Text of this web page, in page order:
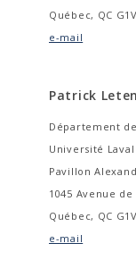
Québec, QC
e-mail
Patrick
Département
Université Laval
Pavillon
1045 Avenue
Québec, QC
e-mail